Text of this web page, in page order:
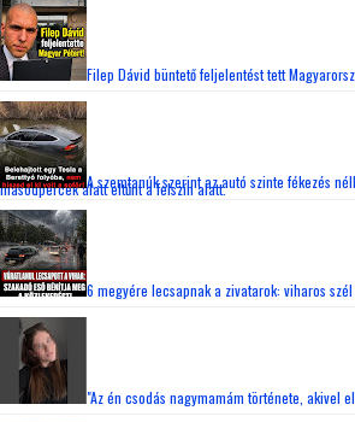
Filep Dávid büntető feljelentést tett
A szemtanúk szerint az autó szinte fékezés
másodpercek alatt eltűnt a felszín alatt.
6 megyére lecsapnak a zivatarok: viharos
"Az én csodás nagymamám története, akivel